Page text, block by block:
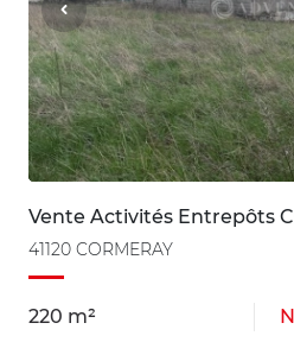
Vente Activités Entrepôts
41120 CORMERAY
220 m²